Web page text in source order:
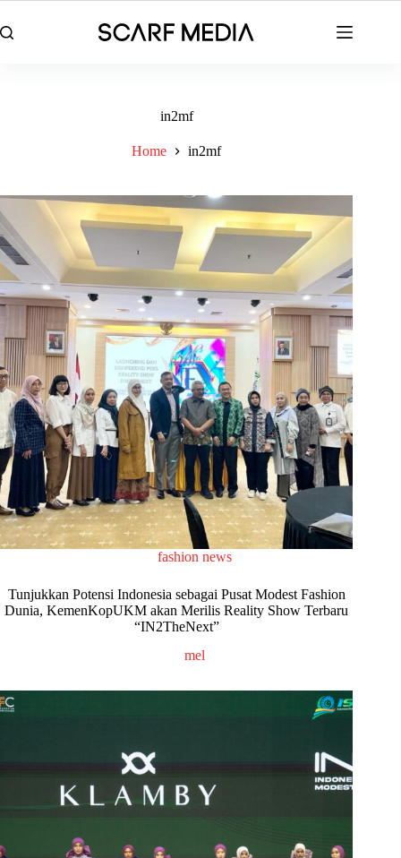
to
content
in2mf
Home in2mf
fashion news
Tunjukkan Potensi Indonesia sebagai Pusat Modest Fashion
Dunia, KemenKopUKM akan Merilis Reality Show Terbaru
“IN2TheNext”
mel